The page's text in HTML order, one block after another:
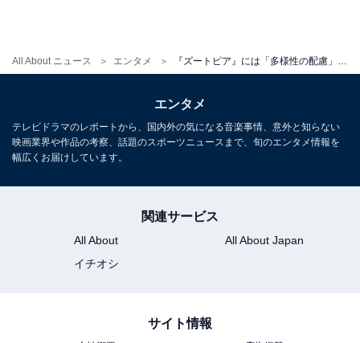
All About ニュース エンタメ 『ズートピア』には「多様性の配慮」が行き届いていない描写がある？その奥深さを徹底考察
とすぐに褒めたこともありましたし、その恩義があった
れられました（その時にもジュディは「そのドレスすて
き」と褒めました）（ラストでもニックに素直に「大好
き」だと認めていました）。
エンタメ
テレビドラマのレポートから、国内外の気になる音楽事情、意外と知らない
映画業界や作品の考察、話題のスポーツニュースまで、旬のエンタメ情報を
幅広くお届けしています。
関連サービス
All About
All About Japan
イチオシ
サイト情報